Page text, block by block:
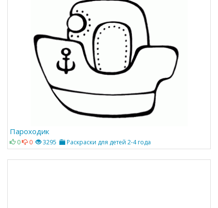
Пароходик
0 0 3295 Раскраски для детей 2-4 года